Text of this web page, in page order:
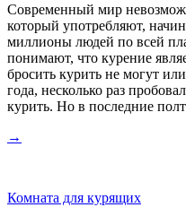
Современный мир
который употребляют,
миллионы людей по всей
понимают, что курение
бросить курить не могут
года, несколько раз
курить. Но в последние
→
Комната для курящих